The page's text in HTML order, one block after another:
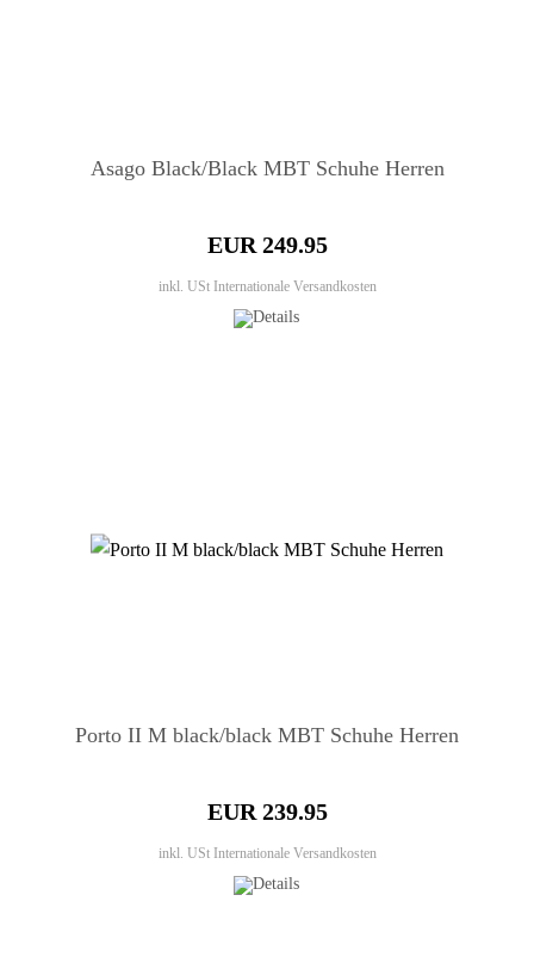
Asago Black/Black MBT Schuhe Herren
EUR 249.95
inkl. USt Internationale Versandkosten
Porto II M black/black MBT Schuhe Herren
EUR 239.95
inkl. USt Internationale Versandkosten